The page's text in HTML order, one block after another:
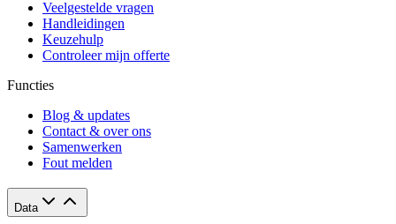
Veelgestelde vragen
Handleidingen
Keuzehulp
Controleer mijn offerte
Functies
Blog & updates
Contact & over ons
Samenwerken
Fout melden
Data